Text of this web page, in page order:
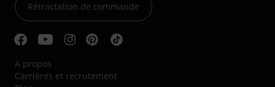
Rétractation de commande
A propos
Carrières et recrutement